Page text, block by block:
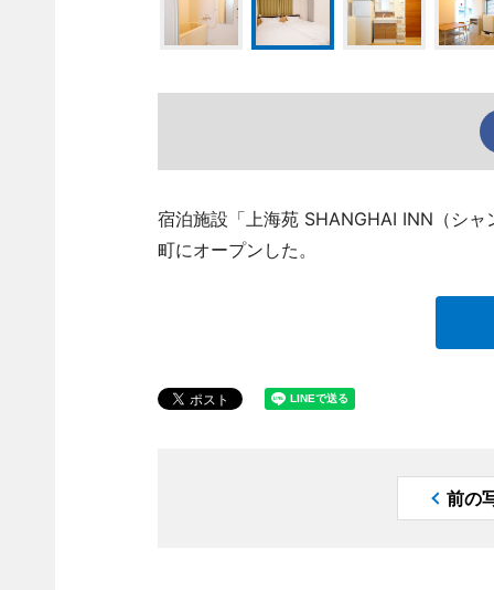
宿泊施設「上海苑 SHANGHAI INN（シ
町にオープンした。
前の